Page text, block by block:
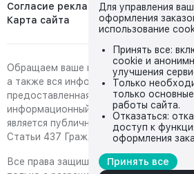
Согласие реклама
Карта сайта
Обращаем ваше внимание на то, что
а также вся информация о товарах и
предоставленная на нём, носит
информационный характер и ни при
является публичной офертой,
Статьи 437 Гражданского кодекса
Все права защищены, любое
Для управления
оформления
использование
Принять все:
cookie и
улучшения
Только
только
работы сайта.
Отказаться:
доступ к
оформления
Принять все